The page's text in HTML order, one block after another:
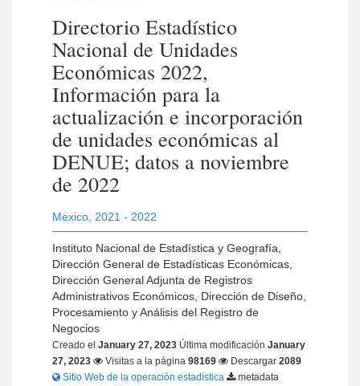
Directorio Estadístico
Nacional de Unidades
Económicas 2022,
Información para la
actualización e incorporación
de unidades económicas al
DENUE; datos a noviembre
de 2022
Mexico 2021 - 2022
Instituto Nacional de Estadística y Geografía,
Dirección General de Estadísticas Económicas,
Dirección General Adjunta de Registros
Administrativos Económicos, Dirección de Diseño,
Procesamiento y Análisis del Registro de
Negocios
Creado el January 27, 2023 Última modificación January
27, 2023
Visitas a la página 98169 Descargar 2089
Sitio Web de la operación estadística
metadata